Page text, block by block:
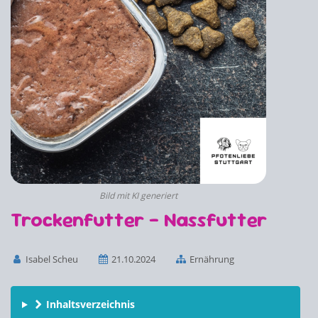
Bild mit KI generiert
Trockenfutter - Nassfutter
Isabel Scheu 21.10.2024 Ernährung
Inhaltsverzeichnis